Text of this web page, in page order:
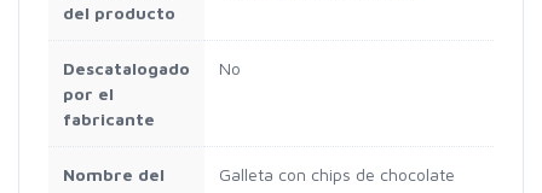
del producto
Descatalogado
por el
fabricante
‎No
Nombre del
‎Galleta con chips de chocolate